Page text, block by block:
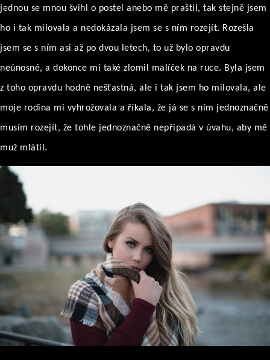
jednou se mnou švihl o postel anebo mě praštil, tak stejně jsem
ho i tak milovala a nedokázala jsem se s ním rozejít. Rozešla
jsem se s ním asi až po dvou letech, to už bylo opravdu
neúnosné, a dokonce mi také zlomil malíček na ruce. Byla jsem
z toho opravdu hodně nešťastná, ale i tak jsem ho milovala, ale
moje rodina mi vyhrožovala a říkala, že já se s ním jednoznačně
musím rozejít, že tohle jednoznačně nepřipadá v úvahu, aby mě
muž mlátil.